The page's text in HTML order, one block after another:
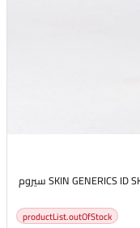
SKIN GENERICS ID SKIN IDENTITY Relief Serum for Sensitive Skin 2% سيروم
productList.outOfStock